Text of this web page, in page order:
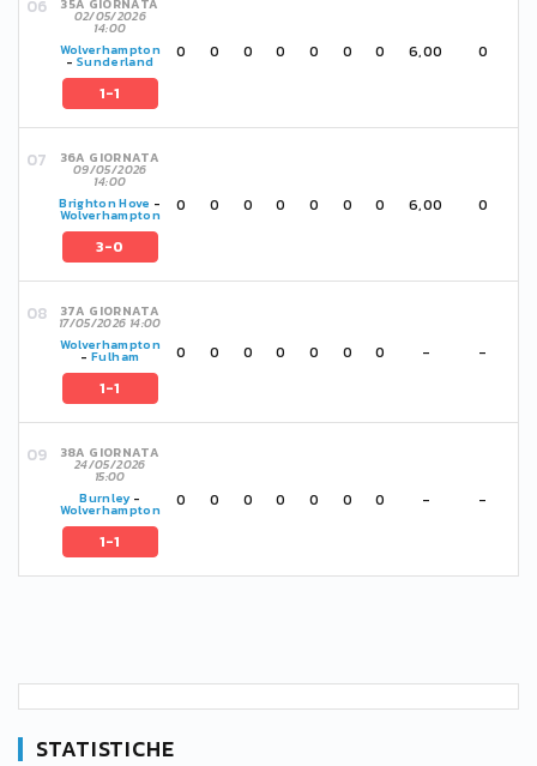
35A GIORNATA
02/05/2026
14:00
Wolverhampton
- Sunderland
1-1
0 0 0 0 0 0 0 6,00 0
36A GIORNATA
09/05/2026
14:00
Brighton Hove -
Wolverhampton
3-0
0 0 0 0 0 0 0 6,00 0
37A GIORNATA
17/05/2026 14:00
Wolverhampton
-Fulham
1-1
0 0 0 0 0 0 0 - -
38A GIORNATA
24/05/2026
15:00
Burnley-
Wolverhampton
1-1
0 0 0 0 0 0 0 - -
STATISTICHE